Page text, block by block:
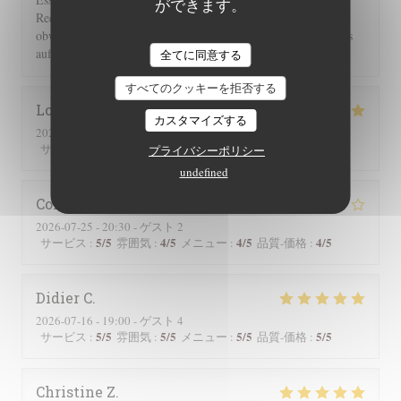
ができます。
全てに同意する
すべてのクッキーを拒否する
カスタマイズする
プライバシーポリシー
undefined
Rechnung 2 Flaschen Wein und 2 Flaschen Sprudel berechnet,
obwohl wir nur eine hatten. Einer guten Servicekraft muss das
auffallen!!!
Lorraine
2026-07-25
- 13:00 - ゲスト 2
サービス
雰囲気:5/5 メニュー: 5 /5 品質-価格
Corinne
2026-07-25 - 20:30 - ゲスト 2
サービス : 5/5 雰囲気 : 4/5 メニュー : 4/5 品質-価格 : 4/5
Didier C
2026-07-16 - 19:00 - ゲスト 4
サービス : 5/5 雰囲気 : 5/5 メニュー : 5/5 品質-価格 : 5/5
Christine Z